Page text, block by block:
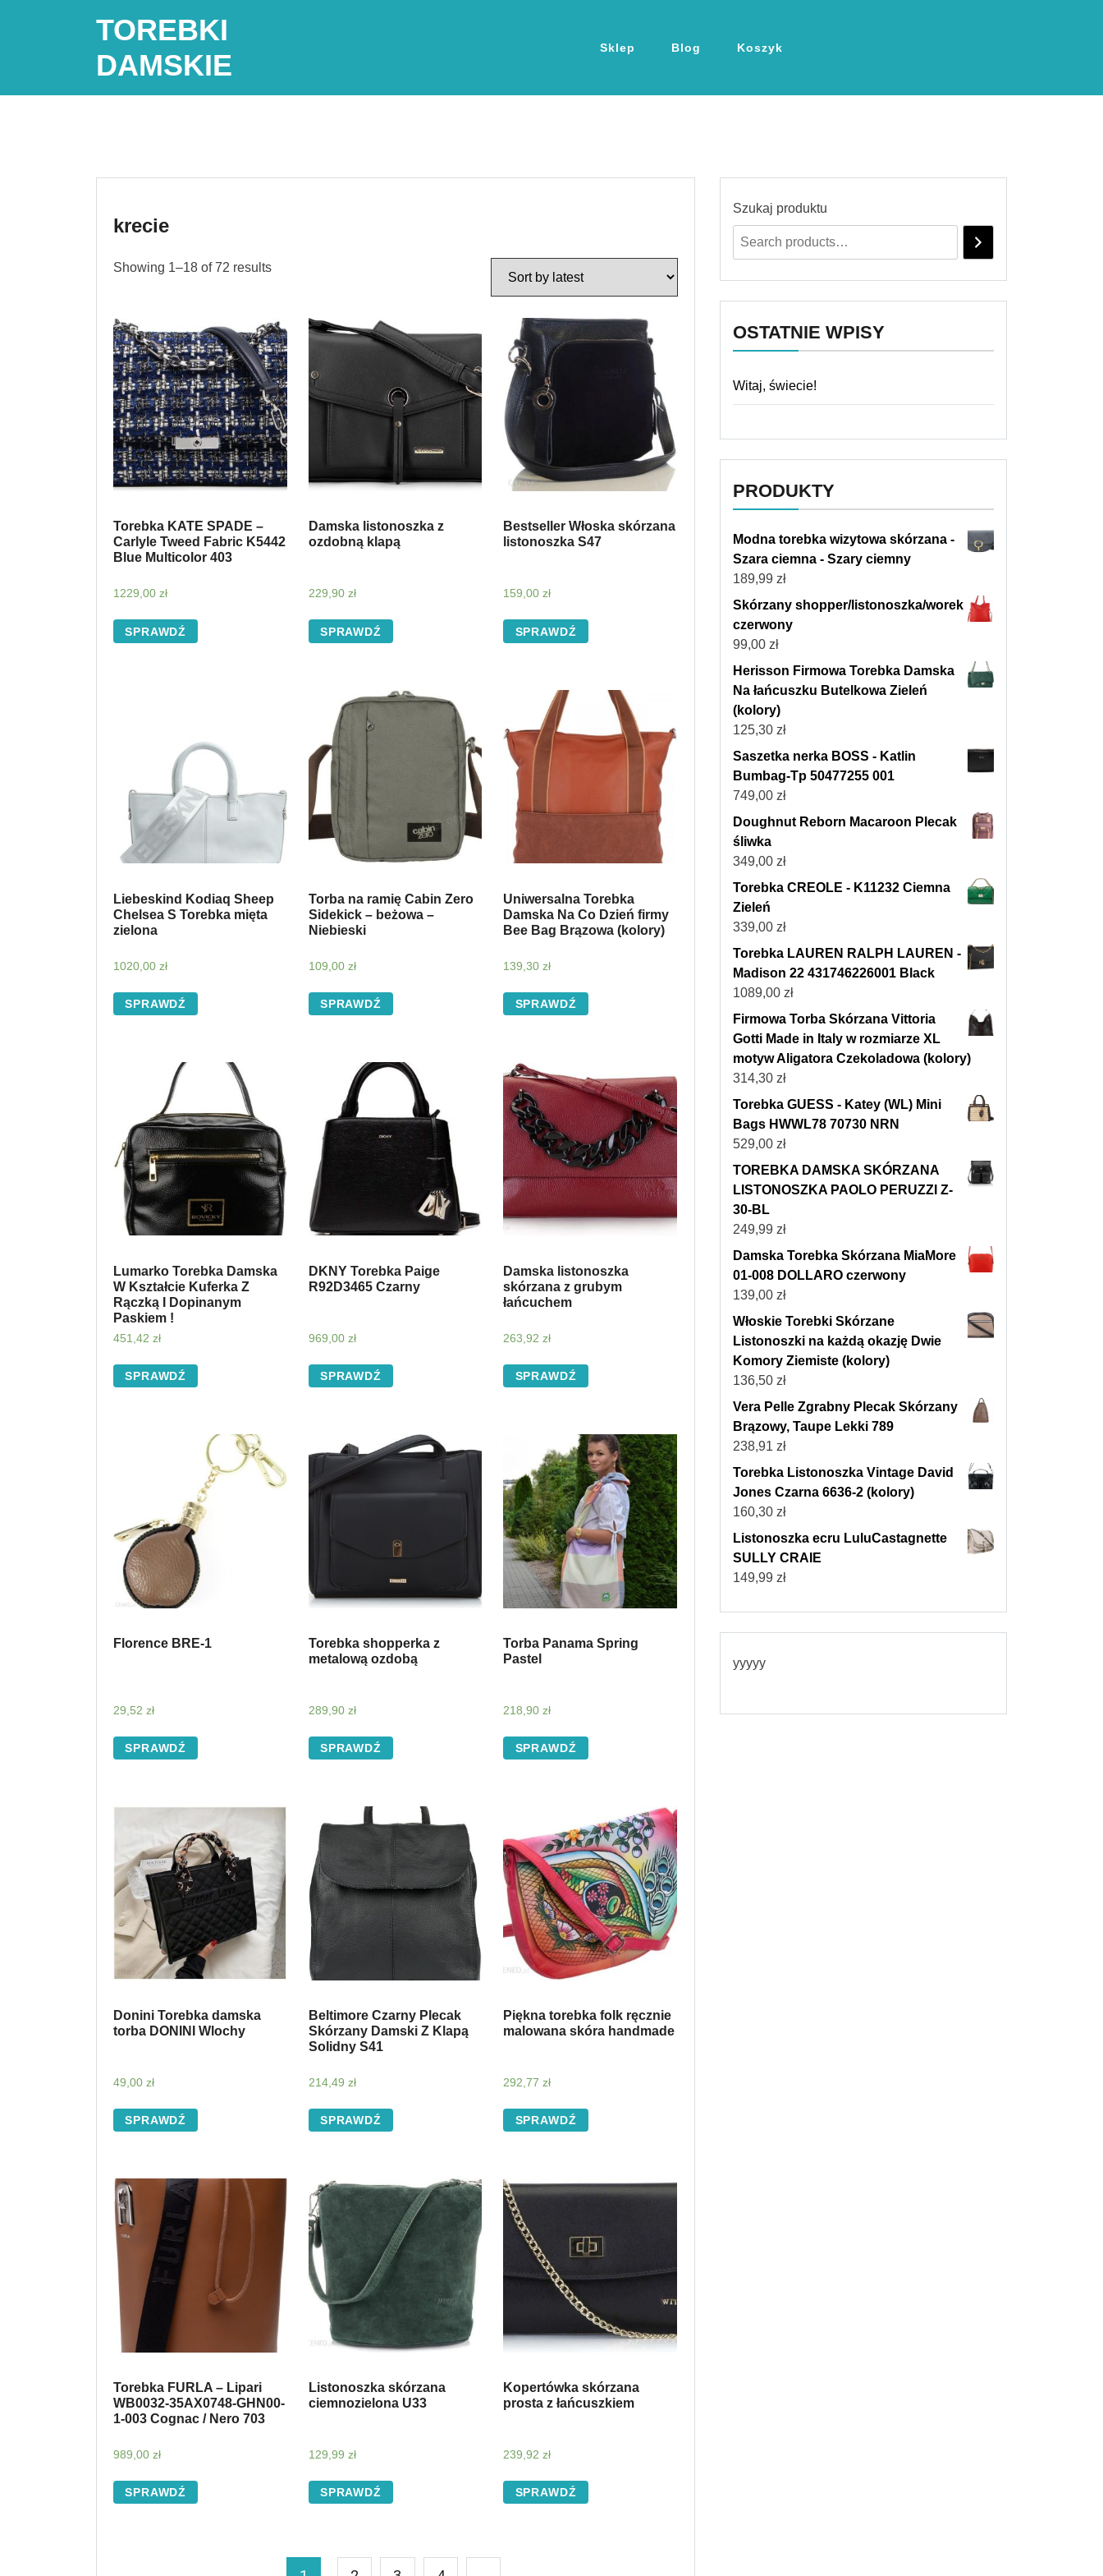
TOREBKI
DAMSKIE
Sklep Blog Koszyk
krecie
Showing 1–18 of 72 results
Torebka KATE SPADE –
Carlyle Tweed Fabric K5442
Blue Multicolor 403
1229,00 zł
SPRAWDŹ
Damska listonoszka z
ozdobną klapą
229,90 zł
SPRAWDŹ
Bestseller Włoska skórzana
listonoszka S47
159,00zł
SPRAWDŹ
Liebeskind Kodiaq Sheep
Chelsea S Torebka mięta
zielona
1020,00 zł
SPRAWDŹ
Torba na ramię Cabin Zero
Sidekick – beżowa –
Niebieski
109,00 zł
SPRAWDŹ
Uniwersalna Torebka
Damska Na Co Dzień firmy
Bee Bag Brązowa (kolory)
139,30zł
SPRAWDŹ
Lumarko Torebka Damska
W Kształcie Kuferka Z
Rączką I Dopinanym
Paskiem !
451,42 zł
SPRAWDŹ
DKNY Torebka Paige
R92D3465 Czarny
969,00 zł
SPRAWDŹ
Damska listonoszka
skórzana z grubym
łańcuchem
263,92zł
SPRAWDŹ
Florence BRE-1
29,52 zł
SPRAWDŹ
Torebka shopperka z
metalową ozdobą
289,90 zł
SPRAWDŹ
Torba Panama Spring
Pastel
218,90zł
SPRAWDŹ
Donini Torebka damska
torba DONINI Wlochy
49,00 zł
SPRAWDŹ
Beltimore Czarny Plecak
Skórzany Damski Z Klapą
Solidny S41
214,49 zł
SPRAWDŹ
Piękna torebka folk ręcznie
malowana skóra handmade
292,77zł
SPRAWDŹ
Torebka FURLA – Lipari
WB0032-35AX0748-GHN00-
1-003 Cognac / Nero 703
989,00 zł
SPRAWDŹ
Listonoszka skórzana
ciemnozielona U33
129,99 zł
SPRAWDŹ
Kopertówka skórzana
prosta z łańcuszkiem
239,92zł
SPRAWDŹ
Szukaj produktu
OSTATNIE WPISY
Witaj, świecie!
PRODUKTY
Modna torebka wizytowa skórzana -
Szara ciemna - Szary ciemny
189,99 zł
Skórzany shopper/listonoszka/worek
czerwony
99,00 zł
Herisson Firmowa Torebka Damska
Na łańcuszku Butelkowa Zieleń
(kolory)
125,30 zł
Saszetka nerka BOSS - Katlin
Bumbag-Tp 50477255 001
749,00 zł
Doughnut Reborn Macaroon Plecak
śliwka
349,00 zł
Torebka CREOLE - K11232 Ciemna
Zieleń
339,00 zł
Torebka LAUREN RALPH LAUREN -
Madison 22 431746226001 Black
1089,00 zł
Firmowa Torba Skórzana Vittoria
Gotti Made in Italy w rozmiarze XL
motyw Aligatora Czekoladowa (kolory)
314,30 zł
Torebka GUESS - Katey (WL) Mini
Bags HWWL78 70730 NRN
529,00 zł
TOREBKA DAMSKA SKÓRZANA
LISTONOSZKA PAOLO PERUZZI Z-
30-BL
249,99 zł
Damska Torebka Skórzana MiaMore
01-008 DOLLARO czerwony
139,00 zł
Włoskie Torebki Skórzane
Listonoszki na każdą okazję Dwie
Komory Ziemiste (kolory)
136,50 zł
Vera Pelle Zgrabny Plecak Skórzany
Brązowy, Taupe Lekki 789
238,91 zł
Torebka Listonoszka Vintage David
Jones Czarna 6636-2 (kolory)
160,30 zł
Listonoszka ecru LuluCastagnette
SULLY CRAIE
149,99 zł
yyyyy